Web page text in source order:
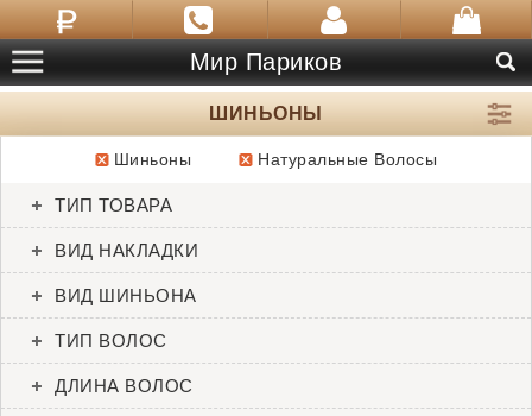
Мир Париков
ШИНЬОНЫ
Шиньоны Натуральные Волосы
ТИП ТОВАРА
ВИД НАКЛАДКИ
ВИД ШИНЬОНА
ТИП ВОЛОС
ДЛИНА ВОЛОС
Mini Topper